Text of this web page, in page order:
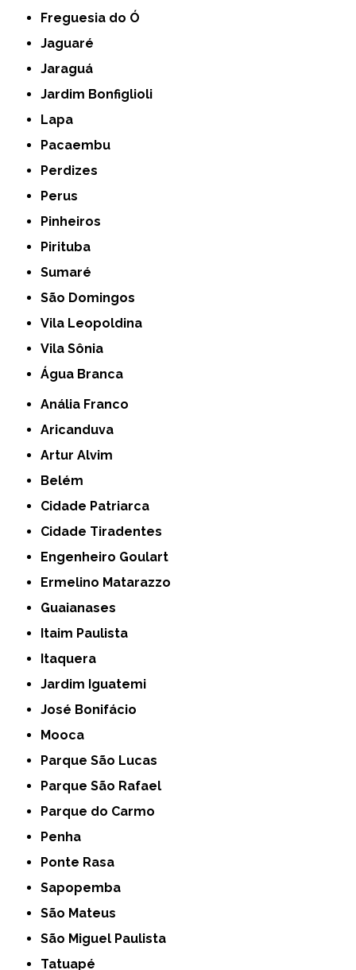
Freguesia do Ó
Jaguaré
Jaraguá
Jardim Bonfiglioli
Lapa
Pacaembu
Perdizes
Perus
Pinheiros
Pirituba
Sumaré
São Domingos
Vila Leopoldina
Vila Sônia
Água Branca
Anália Franco
Aricanduva
Artur Alvim
Belém
Cidade Patriarca
Cidade Tiradentes
Engenheiro Goulart
Ermelino Matarazzo
Guaianases
Itaim Paulista
Itaquera
Jardim Iguatemi
José Bonifácio
Mooca
Parque São Lucas
Parque São Rafael
Parque do Carmo
Penha
Ponte Rasa
Sapopemba
São Mateus
São Miguel Paulista
Tatuapé